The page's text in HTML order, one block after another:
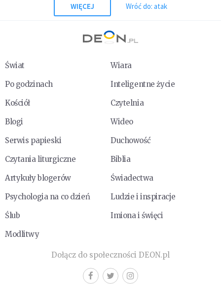
WIĘCEJ Wróć do: atak
Świat
Wiara
Po godzinach
Inteligentne życie
Kościół
Czytelnia
Blogi
Wideo
Serwis papieski
Duchowość
Czytania liturgiczne
Biblia
Artykuły blogerów
Świadectwa
Psychologia na co dzień
Ludzie i inspiracje
Ślub
Imiona i święci
Modlitwy
Dołącz do społeczności DEON.pl